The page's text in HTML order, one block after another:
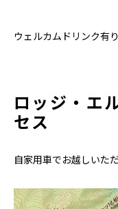
ウェルカムドリンク有り
ロッジ・エ
セス
自家用車でお越しいただ